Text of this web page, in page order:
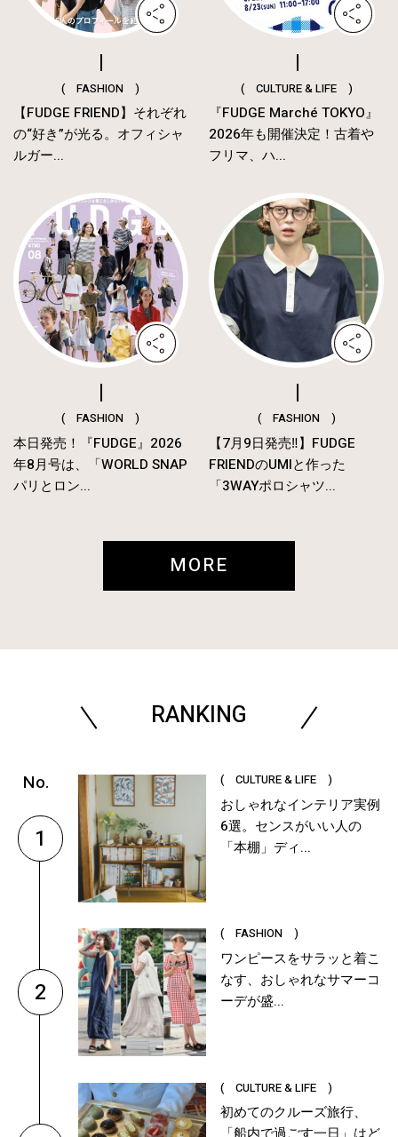
( FASHION )
【FUDGE FRIEND】それぞれ
の“好き”が光る。オフィシャ
ルガー...
( CULTURE & LIFE )
『FUDGE Marché TOKYO』
2026年も開催決定！古着や
フリマ、ハ...
( FASHION )
本日発売！『FUDGE』2026
年8月号は、「WORLD SNAP
パリとロン...
( FASHION )
【7月9日発売‼︎】FUDGE
FRIENDのUMIと作った
「3WAYポロシャツ...
MORE
RANKING
1
( CULTURE & LIFE )
おしゃれなインテリア実例
6選。センスがいい人の
「本棚」ディ...
2
( FASHION )
ワンピースをサラッと着こ
なす、おしゃれなサマーコ
ーデが盛...
( CULTURE & LIFE )
初めてのクルーズ旅行、